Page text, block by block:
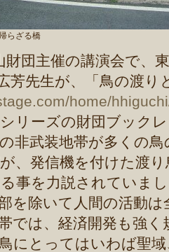
らざる橋
団主催の講演会で、
芳先生が、「鳥の渡り
home/
リーズの財団ブック
非武装地帯が多くの
、発信機を付けた渡
事を力説されていま
を除いて人間の活動
では、経済開発も強
にとってはいわば聖